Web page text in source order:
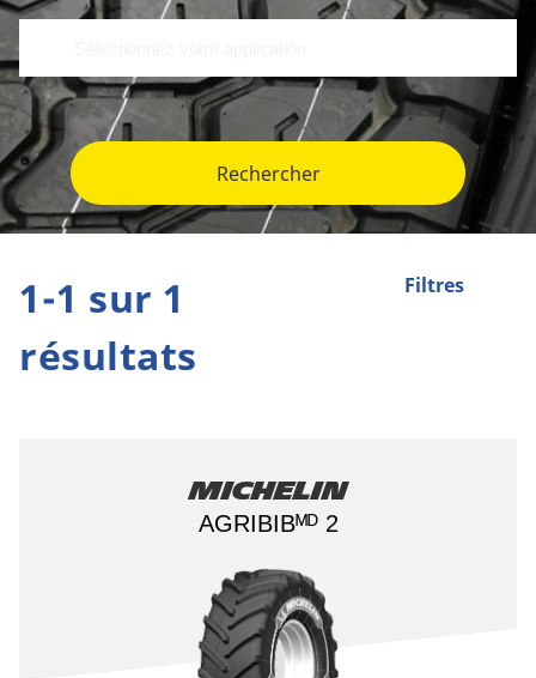
Rechercher
Filtres
1-1 sur 1
résultats
Michelin
AGRIBIBᴹᴰ 2